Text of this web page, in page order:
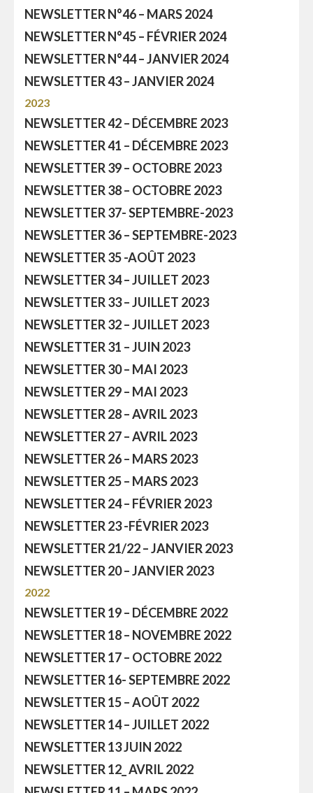
NEWSLETTER N°46 – MARS 2024
NEWSLETTER N°45 – FÉVRIER 2024
NEWSLETTER N°44 – JANVIER 2024
NEWSLETTER 43 – JANVIER 2024
2023
NEWSLETTER 42 – DÉCEMBRE 2023
NEWSLETTER 41 – DÉCEMBRE 2023
NEWSLETTER 39 – OCTOBRE 2023
NEWSLETTER 38 – OCTOBRE 2023
NEWSLETTER 37- SEPTEMBRE-2023
NEWSLETTER 36 – SEPTEMBRE-2023
NEWSLETTER 35 -AOÛT 2023
NEWSLETTER 34 – JUILLET 2023
NEWSLETTER 33 – JUILLET 2023
NEWSLETTER 32 – JUILLET 2023
NEWSLETTER 31 – JUIN 2023
NEWSLETTER 30 – MAI 2023
NEWSLETTER 29 – MAI 2023
NEWSLETTER 28 – AVRIL 2023
NEWSLETTER 27 – AVRIL 2023
NEWSLETTER 26 – MARS 2023
NEWSLETTER 25 – MARS 2023
NEWSLETTER 24 – FÉVRIER 2023
NEWSLETTER 23 -FÉVRIER 2023
NEWSLETTER 21/22 – JANVIER 2023
NEWSLETTER 20 – JANVIER 2023
2022
NEWSLETTER 19 – DÉCEMBRE 2022
NEWSLETTER 18 – NOVEMBRE 2022
NEWSLETTER 17 – OCTOBRE 2022
NEWSLETTER 16- SEPTEMBRE 2022
NEWSLETTER 15 – AOÛT 2022
NEWSLETTER 14 – JUILLET 2022
NEWSLETTER 13 JUIN 2022
NEWSLETTER 12_ AVRIL 2022